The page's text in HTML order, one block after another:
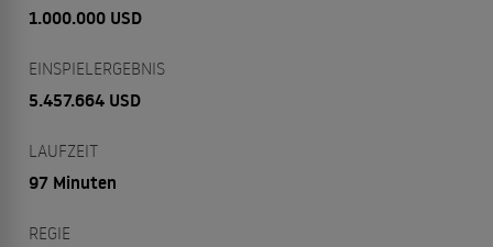
1.000.000 USD
EINSPIELERGEBNIS
5.457.664 USD
LAUFZEIT
97 Minuten
REGIE